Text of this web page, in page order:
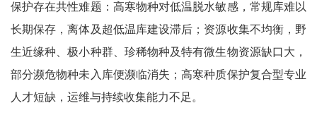
保护存在共性难题：高寒物种对低温脱水敏感，常规库难以
长期保存，离体及超低温库建设滞后；资源收集不均衡，野
生近缘种、极小种群、珍稀物种及特有微生物资源缺口大，
部分濒危物种未入库便濒临消失；高寒种质保护复合型专业
人才短缺，运维与持续收集能力不足。